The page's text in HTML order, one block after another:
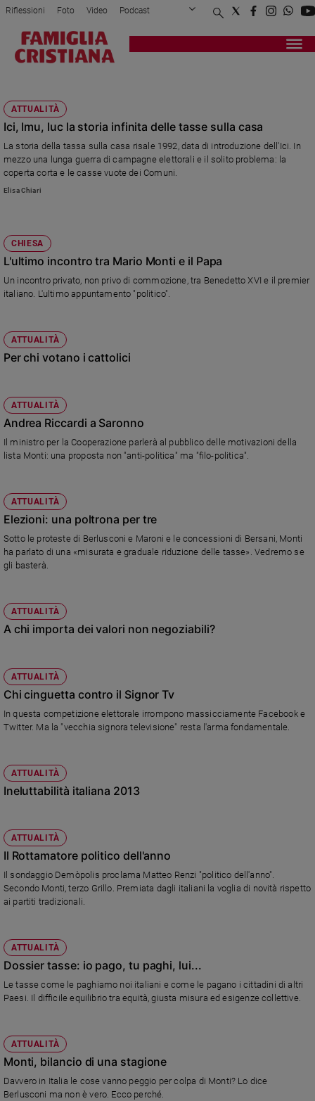
Attualità
Politica
Mondo
Economia
Legalità
e
giustizia
Papa
Papa
Chiesa
Santi
del
giorno
giorno
e
valori
Ambiente
Creato
Volontariato
Aziende
Caso
della
Diversità
e
Costume
spettacoli
Sanremo
Cinema,
streaming
Libri
Musica
Arte
Riflessioni Foto Video Podcast
Privacy Policy Chi siamo
Registrati Redazione
ATTUALITÀ
Ici, Imu, Iuc la storia infinita delle tasse sulla casa
La storia della tassa sulla casa risale 1992, data di introduzione dell'Ici. In
mezzo una lunga guerra di campagne elettorali e il solito problema: la
coperta corta e le casse vuote dei Comuni.
Elisa Chiari
CHIESA
L'ultimo incontro tra Mario Monti e il Papa
Un incontro privato, non privo di commozione, tra Benedetto XVI e il premier
italiano. L'ultimo appuntamento "politico".
ATTUALITÀ
Per chi votano i cattolici
ATTUALITÀ
Andrea Riccardi a Saronno
Il ministro per la Cooperazione parlerà al pubblico delle motivazioni della
lista Monti: una proposta non "anti-politica" ma "filo-politica".
ATTUALITÀ
Elezioni: una poltrona per tre
Sotto le proteste di Berlusconi e Maroni e le concessioni di Bersani, Monti
ha parlato di una «misurata e graduale riduzione delle tasse». Vedremo se
gli basterà.
ATTUALITÀ
A chi importa dei valori non negoziabili?
ATTUALITÀ
Chi cinguetta contro il Signor Tv
In questa competizione elettorale irrompono massicciamente Facebook e
Twitter. Ma la "vecchia signora televisione" resta l'arma fondamentale.
ATTUALITÀ
Ineluttabilità italiana 2013
ATTUALITÀ
Il Rottamatore politico dell'anno
Il sondaggio Demòpolis proclama Matteo Renzi "politico dell'anno".
Secondo Monti, terzo Grillo. Premiata dagli italiani la voglia di novità rispetto
ai partiti tradizionali.
ATTUALITÀ
Dossier tasse: io pago, tu paghi, lui...
Le tasse come le paghiamo noi italiani e come le pagano i cittadini di altri
Paesi. Il difficile equilibrio tra equità, giusta misura ed esigenze collettive.
ATTUALITÀ
Monti, bilancio di una stagione
Davvero in Italia le cose vanno peggio per colpa di Monti? Lo dice
Berlusconi ma non è vero. Ecco perché.